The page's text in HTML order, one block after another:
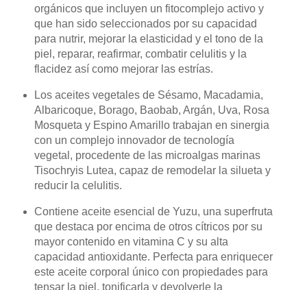
orgánicos que incluyen un fitocomplejo activo y
que han sido seleccionados por su capacidad
para nutrir, mejorar la elasticidad y el tono de la
piel, reparar, reafirmar, combatir celulitis y la
flacidez así como mejorar las estrías.
Los aceites vegetales de Sésamo, Macadamia,
Albaricoque, Borago, Baobab, Argán, Uva, Rosa
Mosqueta y Espino Amarillo trabajan en sinergia
con un complejo innovador de tecnología
vegetal, procedente de las microalgas marinas
Tisochryis Lutea, capaz de remodelar la silueta y
reducir la celulitis.
Contiene aceite esencial de Yuzu, una superfruta
que destaca por encima de otros cítricos por su
mayor contenido en vitamina C y su alta
capacidad antioxidante. Perfecta para enriquecer
este aceite corporal único con propiedades para
tensar la piel, tonificarla y devolverle la